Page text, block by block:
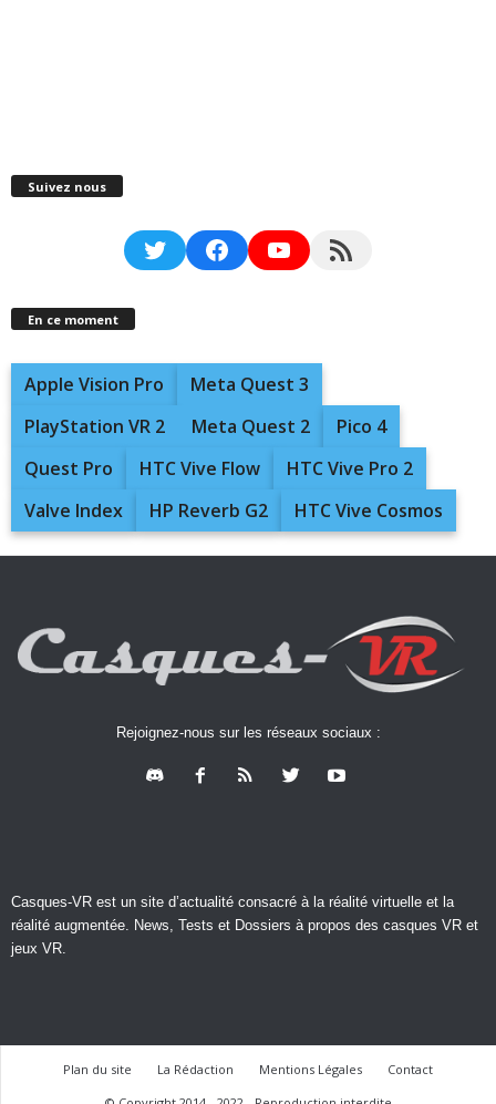
Suivez nous
TwitterFacebookYouTubeRSS Feed
En ce moment
Apple Vision Pro
Meta Quest 3
PlayStation VR 2
Meta Quest 2
Pico 4
Quest Pro
HTC Vive Flow
HTC Vive Pro 2
Valve Index
HP Reverb G2 HTC Vive Cosmos
Rejoignez-nous sur les réseaux sociaux :
Casques-VR est un site d’actualité consacré à la réalité virtuelle et la
réalité augmentée. News, Tests et Dossiers à propos des casques VR et
jeux VR.
Plan du site La Rédaction Mentions Légales
Contact